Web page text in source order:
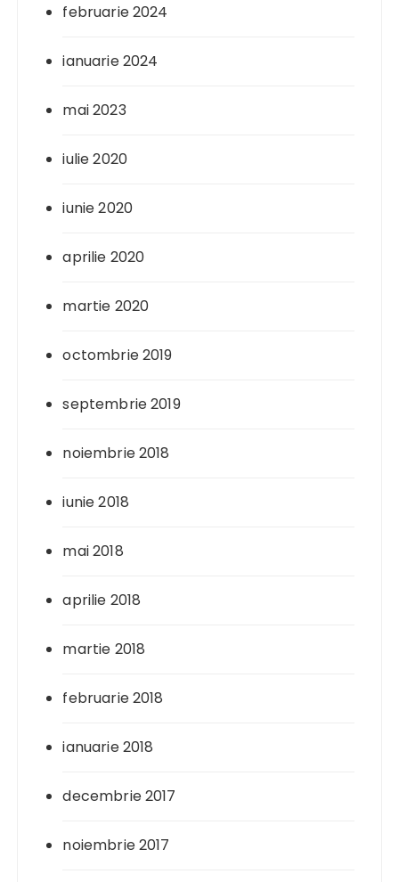
februarie 2024
ianuarie 2024
mai 2023
iulie 2020
iunie 2020
aprilie 2020
martie 2020
octombrie 2019
septembrie 2019
noiembrie 2018
iunie 2018
mai 2018
aprilie 2018
martie 2018
februarie 2018
ianuarie 2018
decembrie 2017
noiembrie 2017